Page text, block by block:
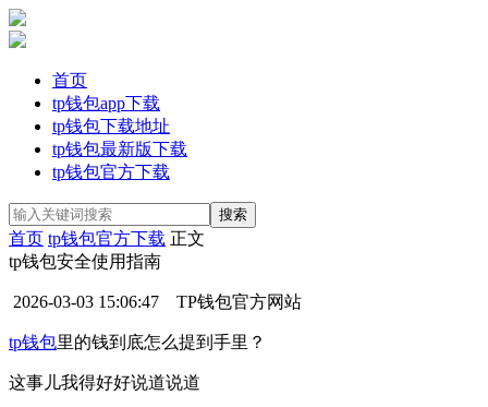
首页
tp钱包app下载
tp钱包下载地址
tp钱包最新版下载
tp钱包官方下载
首页 tp钱包官方下载 正文
tp钱包安全使用指南
2026-03-03 15:06:47 TP钱包官方网站
tp钱包里的钱到底怎么提到手里？
这事儿我得好好说道说道